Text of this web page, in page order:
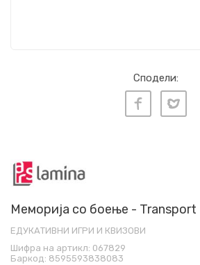
Сподели:
Меморија со боење - Transport
ЕДУКАТИВНИ ИГРИ И КВИЗОВИ
Шифра на артикл: 067829
Баркод: 8595593838083